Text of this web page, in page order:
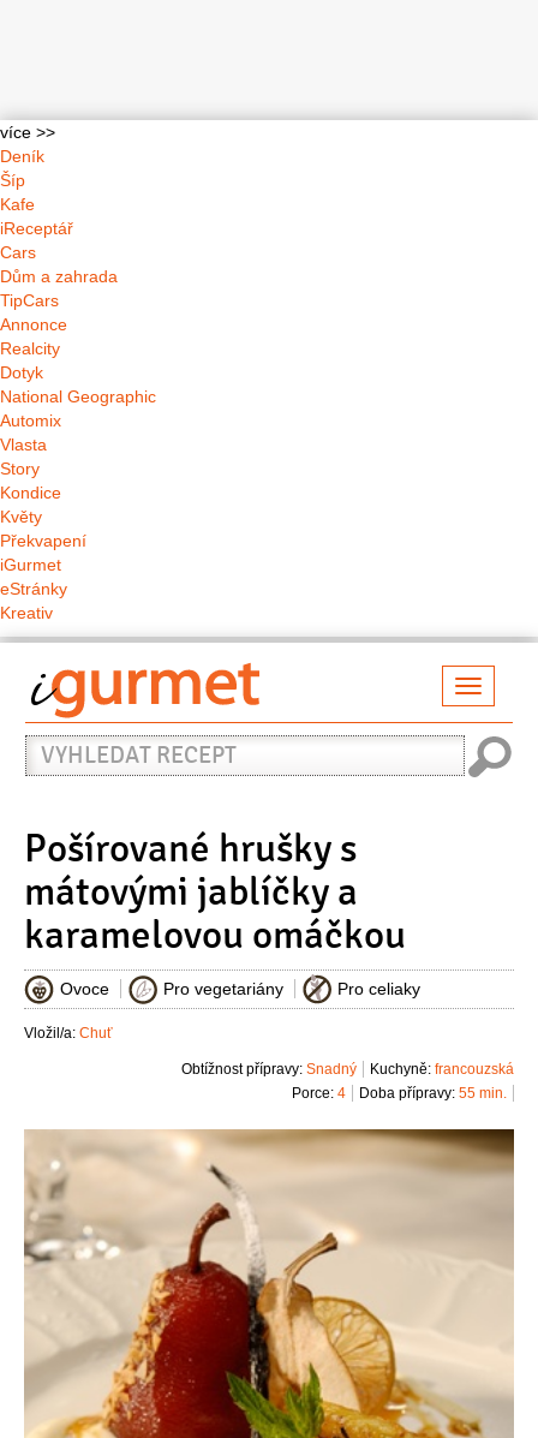
více >>
Deník
Šíp
Kafe
iReceptář
Cars
Dům a zahrada
TipCars
Annonce
Realcity
Dotyk
National Geographic
Automix
Vlasta
Story
Kondice
Květy
Překvapení
iGurmet
eStránky
Kreativ
Vyhledat
recept
Pošírované hrušky s
mátovými jablíčky a
karamelovou omáčkou
Ovoce Pro vegetariány Pro celiaky
Vložil/a: Chuť
Kuchyně: francouzská
Obtížnost přípravy: Snadný
Doba přípravy: 55 min.
Porce: 4